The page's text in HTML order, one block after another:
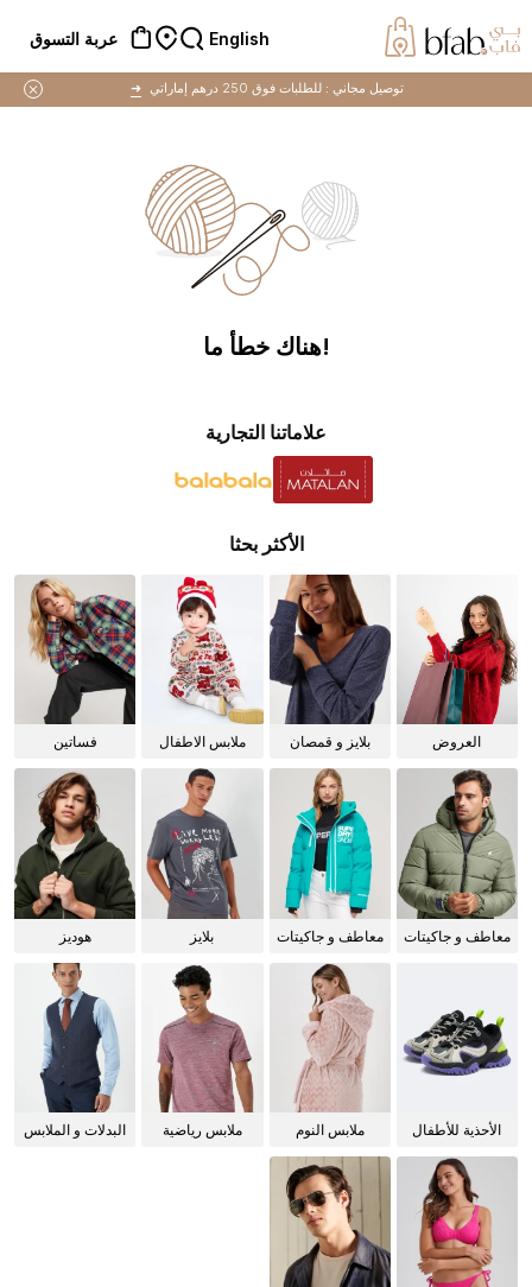
English عربة التسوق
توصيل مجاني : للطلبات فوق 250 درهم إماراتي ➜
!هناك خطأ ما
علاماتنا التجارية
الأكثر بحثا
العروض
بلايز و قمصان
ملابس الاطفال فساتين
معاطف و جاكيتات
معاطف و جاكيتات
بلايز هوديز
الأحذية للأطفال
ملابس النوم
ملابس رياضية
البدلات و الملابس